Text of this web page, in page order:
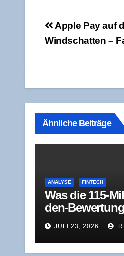
Apple Pay auf
Wind­schat­ten –
Ähnliche Beiträge
ANALYSE FINTECH
Was die 115-
den-
Revo­lut
JULI 23, 2026